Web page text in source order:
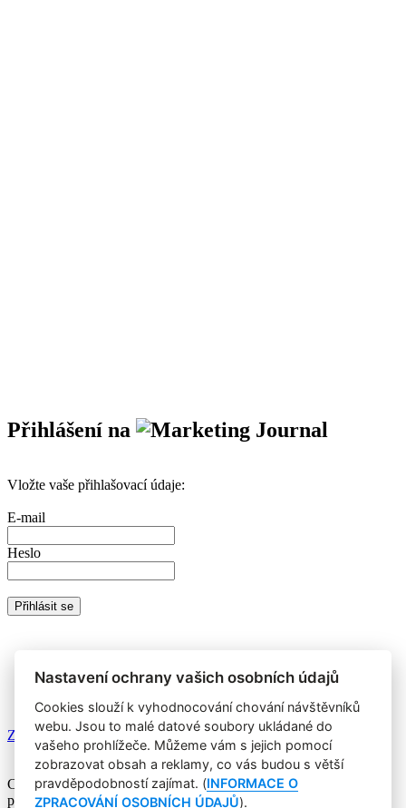
Přihlášení na
Vložte vaše přihlašovací údaje:
E-mail
Heslo
veškerému obsahu Marketing Journalu.
Zapomněli jste heslo?
Copyright © 2004-2020 Focus Agency, s.r.o. Plné znění licenčních
podmínek. ISSN 1803-957X
Nastavení ochrany vašich osobních údajů
Cookies slouží k vyhodnocování chování návštěvníků
webu. Jsou to malé datové soubory ukládané do
vašeho prohlížeče. Můžeme vám s jejich pomocí
zobrazovat obsah a reklamy, co vás budou s větší
pravděpodobností zajímat. (INFORMACE O
ZPRACOVÁNÍ OSOBNÍCH ÚDAJŮ).